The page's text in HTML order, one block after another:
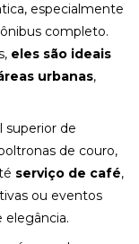
especialmente
completo.
eles são ideais
urbanas,
superior de
de couro,
serviço de café,
ou eventos
elegância.